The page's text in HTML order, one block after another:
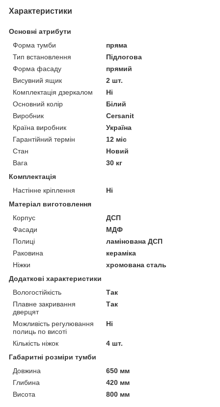
Характеристики
Основні атрибути
Форма тумби
пряма
Тип встановлення
Підлогова
Форма фасаду
прямий
Висувний ящик
2 шт.
Комплектація дзеркалом
Ні
Основний колір
Білий
Виробник
Cersanit
Країна виробник
Україна
Гарантійний термін
12 міс
Стан
Новий
Вага
30 кг
Комплектація
Настінне кріплення
Ні
Матеріал виготовлення
Корпус
ДСП
Фасади
МДФ
Полиці
ламінована ДСП
Раковина
кераміка
Ніжки
хромована сталь
Додаткові характеристики
Вологостійкість
Так
Плавне закривання
дверцят
Так
Можливість регулювання
полиць по висоті
Ні
Кількість ніжок
4 шт.
Габаритні розміри тумби
Довжина
650 мм
Глибина
420 мм
Висота
800 мм